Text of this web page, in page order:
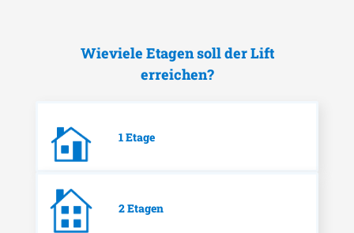
Wieviele Etagen soll der Lift
erreichen?
1 Etage
2 Etagen